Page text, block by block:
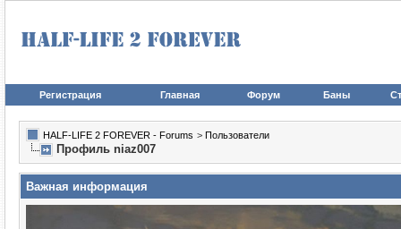
Регистрация Главная Форум Баны
HALF-LIFE 2 FOREVER - Forums > Пользователи
Профиль niaz007
Важная информация